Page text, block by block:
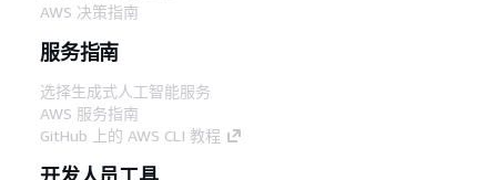
AWS 决策指南
服务指南
选择生成式人工智能服务
AWS 服务指南
GitHub 上的 AWS CLI 教程